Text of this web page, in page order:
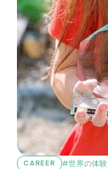
CAREER #世界の体験